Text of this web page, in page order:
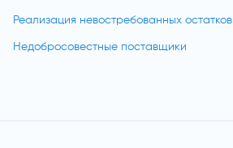
Реализация невостребованных остатков
Недобросовестные поставщики